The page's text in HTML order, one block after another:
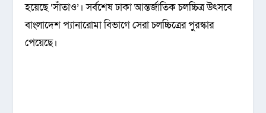
হয়েছে ‘সাঁতাও’। সর্বশেষ ঢাকা আন্তর্জাতিক চলচ্চিত্র উৎসবে
বাংলাদেশ প্যানারোমা বিভাগে সেরা চলচ্চিত্রের পুরস্কার
পেয়েছে।